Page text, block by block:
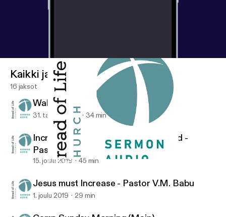
Walk by His Spirit
Kaikki jaksot
16 jaksot
Walk by His Spirit
31. tammi 2026 34 min
Increasing In The Knowledge Of God -
Pastor V.M. Babu
15. joulu 2019 45 min
Jesus must Increase - Pastor V.M. Babu
1. joulu 2019 29 min